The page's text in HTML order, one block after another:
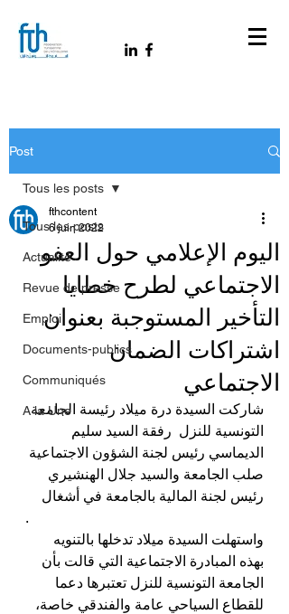
Post
Tous les posts
Actualité
Revue de presse
Emploi
Documents-publics
Communiqués
A la Une
Tous les posts
اليوم الإعلامي حول العفو
الاجتماعي لطرح خطايا
التأخير المستوجبة بعنوان
اشتراكات الضمان
الاجتماعي
fthcontent
6 juin 2022
شاركت السيدة درة ميلاد رئيسة الجامعة
التونسية للنزل  رفقة السيد سليم
الديماسي رئيس لجنة الشؤون الاجتماعية
صلب الجامعة والسيد جلال الهنشيري
رئيس لجنة المالية بالجامعة في أشغال
.
واستهلت السيدة ميلاد تدخلها بالتنويه
بهذه المبادرة الاجتماعية التي قالت بأن
الجامعة التونسية للنزل تعتبرها دعما
للقطاع السياحي عامة والفندقي خاصة،